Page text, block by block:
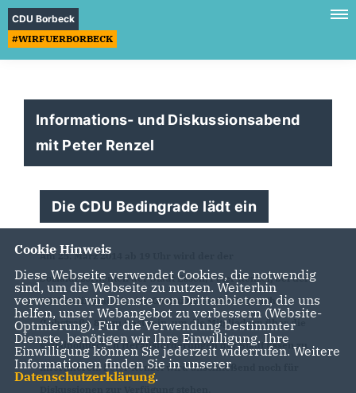
CDU Borbeck
#WIRFUERBORBECK
Informations- und Diskussionsabend
mit Peter Renzel
Die CDU Bedingrade lädt ein
Am 25. März 2014 ab 19 Uhr wird der der
Sozialdezernenten der Stadt Essen, Peter Renzel, bei der
CDU Bedingrade in der Gaststätte Große Segerath
(Lohstraße 83) zu Gast sein, um die Mitgliedern über die
sozialpolitischen Herausforderungen der Stadt Essen zu
informieren. Peter Renzel wird anschließend noch für
Cookie Hinweis
Diese Webseite verwendet Cookies, die notwendig
sind, um die Webseite zu nutzen. Weiterhin
verwenden wir Dienste von Drittanbietern, die uns
helfen, unser Webangebot zu verbessern (Website-
Optmierung). Für die Verwendung bestimmter
Dienste, benötigen wir Ihre Einwilligung. Ihre
Einwilligung können Sie jederzeit widerrufen. Weitere
Informationen finden Sie in unserer
Datenschutzerklärung.